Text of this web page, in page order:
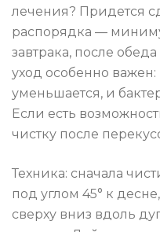
лечения? Придется
распорядка —
завтрака, после
уход особенно
уменьшается, и
Если есть
чистку после
Техника: сначала
под углом 45° к
сверху вниз вдоль